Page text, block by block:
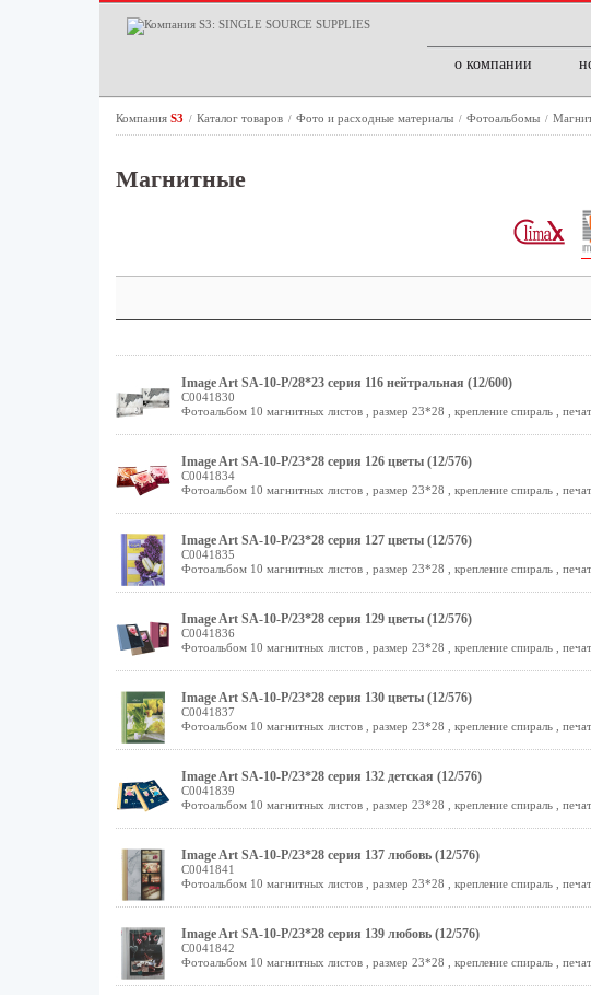
о компании
Компания S3 / Каталог товаров / Фото и расходные материалы / Фотоальбомы /
Магнитные
Image Art SA-10-Р/28*23 серия 116 нейтральная (12/600)
C0041830
Фотоальбом 10 магнитных листов , размер 23*28 , крепление спираль ,
Image Art SA-10-Р/23*28 серия 126 цветы (12/576)
C0041834
Фотоальбом 10 магнитных листов , размер 23*28 , крепление спираль ,
Image Art SA-10-Р/23*28 серия 127 цветы (12/576)
C0041835
Фотоальбом 10 магнитных листов , размер 23*28 , крепление спираль ,
Image Art SA-10-Р/23*28 серия 129 цветы (12/576)
C0041836
Фотоальбом 10 магнитных листов , размер 23*28 , крепление спираль ,
Image Art SA-10-Р/23*28 серия 130 цветы (12/576)
C0041837
Фотоальбом 10 магнитных листов , размер 23*28 , крепление спираль ,
Image Art SA-10-Р/23*28 серия 132 детская (12/576)
C0041839
Фотоальбом 10 магнитных листов , размер 23*28 , крепление спираль ,
Image Art SA-10-Р/23*28 серия 137 любовь (12/576)
C0041841
Фотоальбом 10 магнитных листов , размер 23*28 , крепление спираль ,
Image Art SA-10-Р/23*28 серия 139 любовь (12/576)
C0041842
Фотоальбом 10 магнитных листов , размер 23*28 , крепление спираль ,